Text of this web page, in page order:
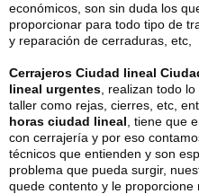
económicos, son sin duda los
proporcionar para todo tipo de
y reparación de cerraduras, etc,
Cerrajeros Ciudad lineal
lineal urgentes , realizan todo
taller como rejas, cierres, etc,
horas ciudad lineal , tiene que
con cerrajería y por eso
técnicos que entienden y son
problema que pueda surgir,
quede contento y le